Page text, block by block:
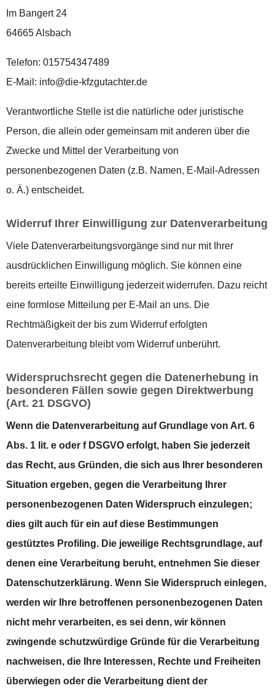
Im Bangert 24
64665 Alsbach
Telefon: 015754347489
E-Mail: info@die-kfzgutachter.de
Verantwortliche Stelle ist die natürliche oder juristische
Person, die allein oder gemeinsam mit anderen über die
Zwecke und Mittel der Verarbeitung von
personenbezogenen Daten (z.B. Namen, E-Mail-Adressen
o. Ä.) entscheidet.
Widerruf Ihrer Einwilligung zur Datenverarbeitung
Viele Datenverarbeitungsvorgänge sind nur mit Ihrer
ausdrücklichen Einwilligung möglich. Sie können eine
bereits erteilte Einwilligung jederzeit widerrufen. Dazu reicht
eine formlose Mitteilung per E-Mail an uns. Die
Rechtmäßigkeit der bis zum Widerruf erfolgten
Datenverarbeitung bleibt vom Widerruf unberührt.
Widerspruchsrecht gegen die Datenerhebung in
besonderen Fällen sowie gegen Direktwerbung
(Art. 21 DSGVO)
Wenn die Datenverarbeitung auf Grundlage von Art. 6
Abs. 1 lit. e oder f DSGVO erfolgt, haben Sie jederzeit
das Recht, aus Gründen, die sich aus Ihrer besonderen
Situation ergeben, gegen die Verarbeitung Ihrer
personenbezogenen Daten Widerspruch einzulegen;
dies gilt auch für ein auf diese Bestimmungen
gestütztes Profiling. Die jeweilige Rechtsgrundlage, auf
denen eine Verarbeitung beruht, entnehmen Sie dieser
Datenschutzerklärung. Wenn Sie Widerspruch einlegen,
werden wir Ihre betroffenen personenbezogenen Daten
nicht mehr verarbeiten, es sei denn, wir können
zwingende schutzwürdige Gründe für die Verarbeitung
nachweisen, die Ihre Interessen, Rechte und Freiheiten
überwiegen oder die Verarbeitung dient der